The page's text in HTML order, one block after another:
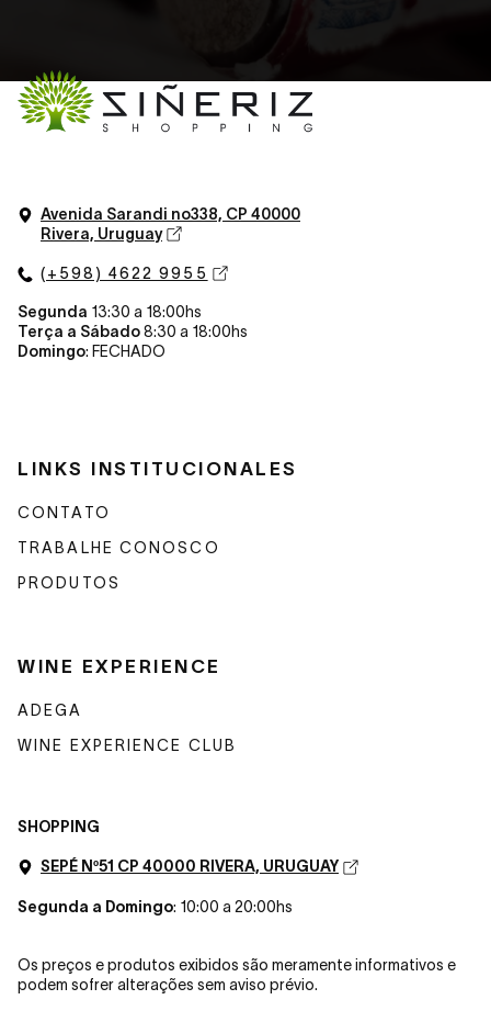
Avenida Sarandi no338, CP 40000
Rivera, Uruguay
(+598) 4622 9955
Segunda 13:30 a 18:00hs
Terça a Sábado8:30 a 18:00hs
Domingo: FECHADO
LINKS INSTITUCIONALES
CONTATO
TRABALHE CONOSCO
PRODUTOS
WINE EXPERIENCE
ADEGA
WINE EXPERIENCE CLUB
SHOPPING
SEPÉ Nº51 CP 40000 RIVERA, URUGUAY
Segunda a Domingo: 10:00 a 20:00hs
Os preços e produtos exibidos são meramente informativos e
podem sofrer alterações sem aviso prévio.